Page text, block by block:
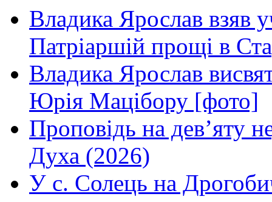
Владика Ярослав взяв
Патріаршій прощі в
Владика Ярослав
Юрія Мацібору [фото]
Проповідь на дев’яту
Духа (2026)
У с. Солець на